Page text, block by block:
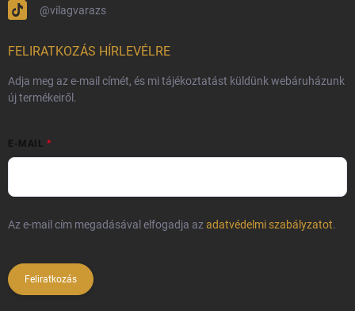
@vilagvarazs
FELIRATKOZÁS HÍRLEVÉLRE
Adja meg az e-mail címét, és mi tájékoztatást küldünk webáruházunk
új termékeiről.
E-MAIL
Az e-mail cím megadásával elfogadja azadatvédelmi szabályzatot.
Feliratkozás